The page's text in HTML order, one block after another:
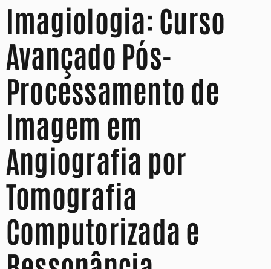
Imagiologia: Curso
Avançado Pós-
Processamento de
Imagem em
Angiografia por
Tomografia
Computorizada e